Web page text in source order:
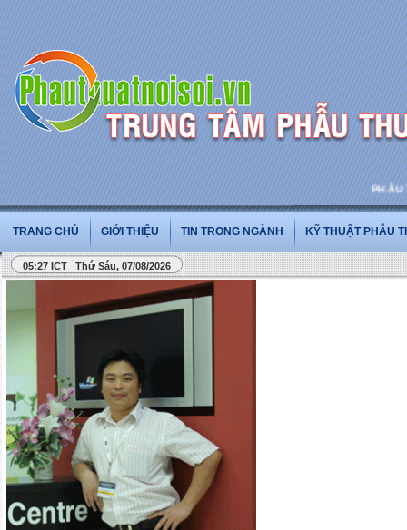
PHẪU
TRANG CHỦ GIỚI THIỆU TIN TRONG NGÀNH KỸ THUẬT PHẪU
05:27 ICT Thứ Sáu, 07/08/2026